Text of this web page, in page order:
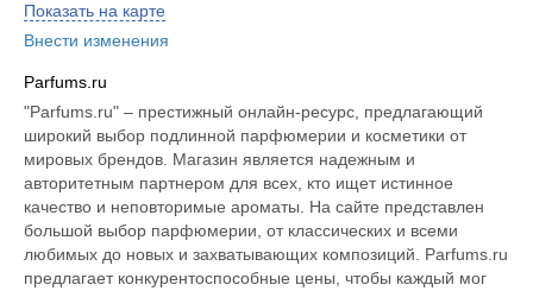
Показать на карте
Внести изменения
Parfums.ru
"Parfums.ru" – престижный онлайн-ресурс, предлагающий
широкий выбор подлинной парфюмерии и косметики от
мировых брендов. Магазин является надежным и
авторитетным партнером для всех, кто ищет истинное
качество и неповторимые ароматы. На сайте представлен
большой выбор парфюмерии, от классических и всеми
любимых до новых и захватывающих композиций. Parfums.ru
предлагает конкурентоспособные цены, чтобы каждый мог